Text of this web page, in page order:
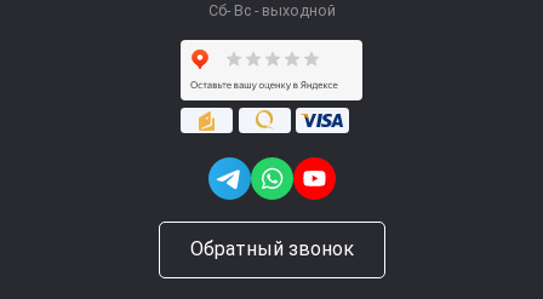
Сб- Вс - выходной
Обратный звонок